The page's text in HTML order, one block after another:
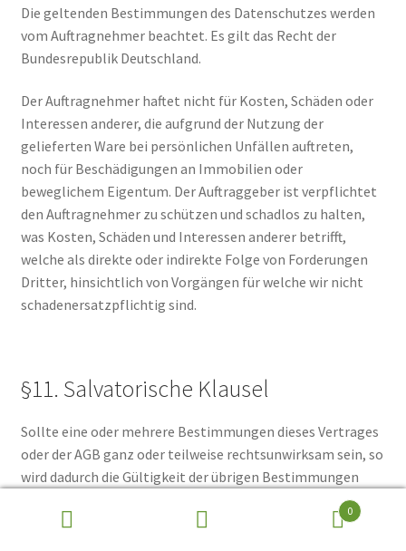
Die geltenden Bestimmungen des Datenschutzes werden
vom Auftragnehmer beachtet. Es gilt das Recht der
Bundesrepublik Deutschland.
Der Auftragnehmer haftet nicht für Kosten, Schäden oder
Interessen anderer, die aufgrund der Nutzung der
gelieferten Ware bei persönlichen Unfällen auftreten,
noch für Beschädigungen an Immobilien oder
beweglichem Eigentum. Der Auftraggeber ist verpflichtet
den Auftragnehmer zu schützen und schadlos zu halten,
was Kosten, Schäden und Interessen anderer betrifft,
welche als direkte oder indirekte Folge von Forderungen
Dritter, hinsichtlich von Vorgängen für welche wir nicht
schadenersatzpflichtig sind.
§11. Salvatorische Klausel
Sollte eine oder mehrere Bestimmungen dieses Vertrages
oder der AGB ganz oder teilweise rechtsunwirksam sein, so
wird dadurch die Gültigkeit der übrigen Bestimmungen
0